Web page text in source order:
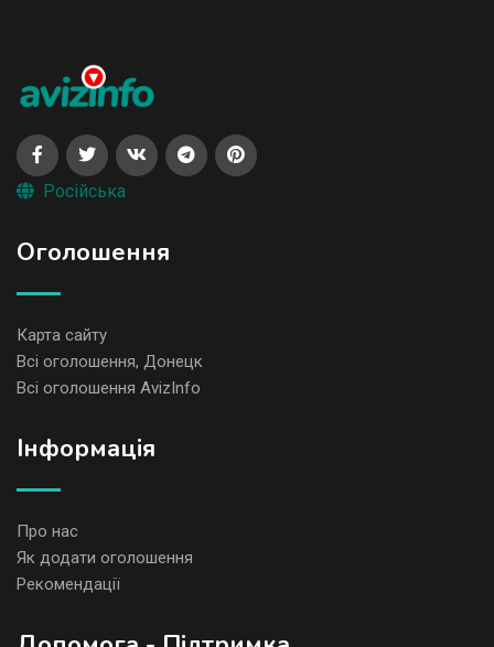
Російська
Оголошення
Карта сайту
Всі оголошення, Донецк
Всі оголошення AvizInfo
Iнформація
Про нас
Як додати оголошення
Рекомендації